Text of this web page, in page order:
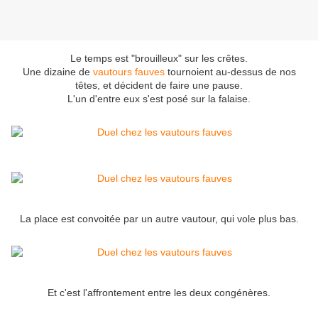
Le temps est "brouilleux" sur les crêtes.
Une dizaine de vautours fauvestournoient au-dessus de nos
têtes, et décident de faire une pause.
L'un d'entre eux s'est posé sur la falaise.
La place est convoitée par un autre vautour, qui vole plus bas.
Et c'est l'affrontement entre les deux congénères.